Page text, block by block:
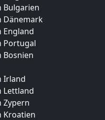
Bulgarien
Dänemark
England
Portugal
Bosnien
Irland
Lettland
Zypern
Kroatien